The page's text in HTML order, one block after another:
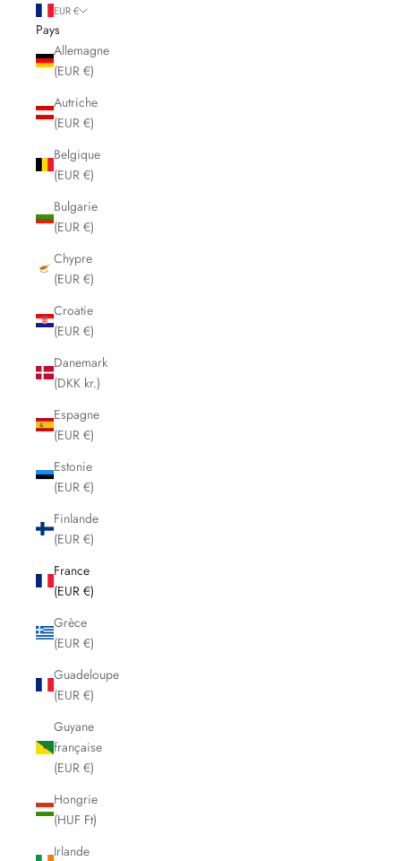
EUR €
Pays
Allemagne
(EUR €)
Autriche
(EUR €)
Belgique
(EUR €)
Bulgarie
(EUR €)
Chypre
(EUR €)
Croatie
(EUR €)
Danemark
(DKK kr.)
Espagne
(EUR €)
Estonie
(EUR €)
Finlande
(EUR €)
France
(EUR €)
Grèce
(EUR €)
Guadeloupe
(EUR €)
Guyane
française
(EUR €)
Hongrie
(HUF Ft)
Irlande